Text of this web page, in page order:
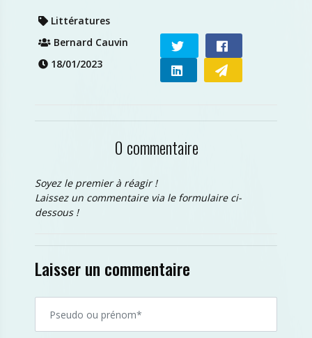
Littératures
Bernard Cauvin
18/01/2023
0 commentaire
Soyez le premier à réagir !
Laissez un commentaire via le formulaire ci-
dessous !
Laisser un commentaire